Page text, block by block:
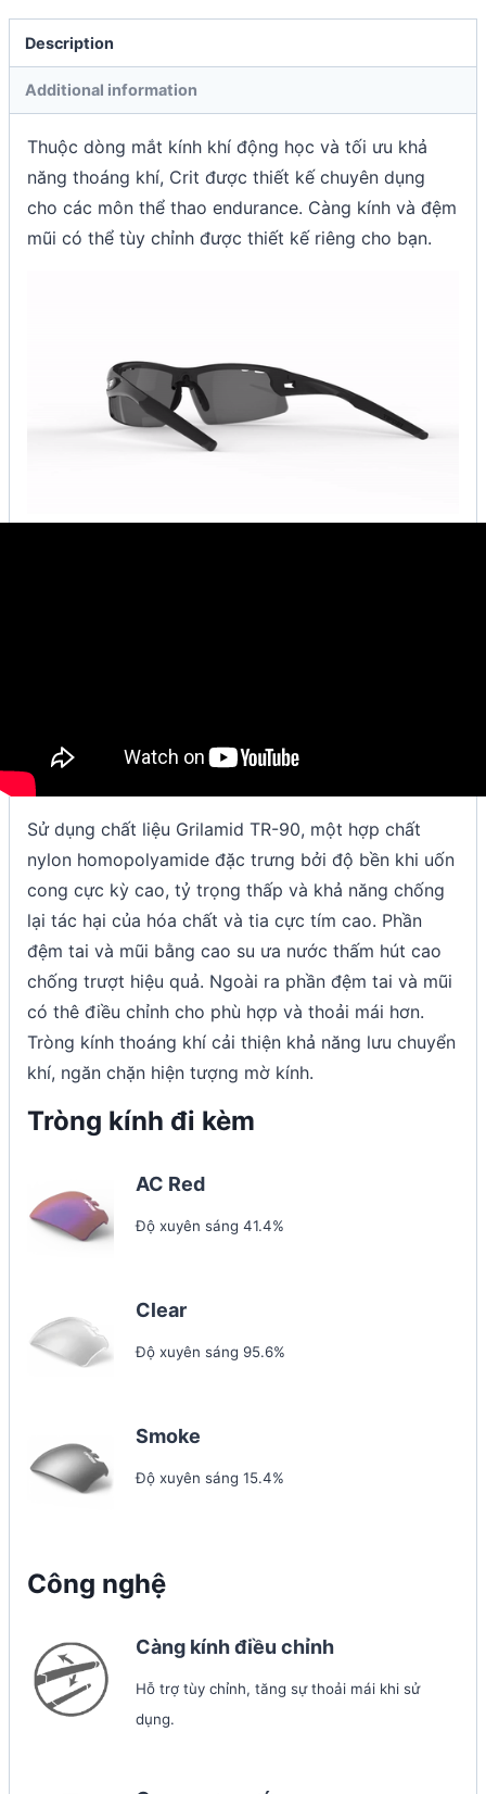
Description
Additional information
Thuộc dòng mắt kính khí động học và tối ưu khả
năng thoáng khí, Crit được thiết kế chuyên dụng
cho các môn thể thao endurance. Càng kính và đệm
mũi có thể tùy chỉnh được thiết kế riêng cho bạn.
Sử dụng chất liệu Grilamid TR-90, một hợp chất
nylon homopolyamide đặc trưng bởi độ bền khi uốn
cong cực kỳ cao, tỷ trọng thấp và khả năng chống
lại tác hại của hóa chất và tia cực tím cao. Phần
đệm tai và mũi bằng cao su ưa nước thấm hút cao
chống trượt hiệu quả. Ngoài ra phần đệm tai và mũi
có thê điều chỉnh cho phù hợp và thoải mái hơn.
Tròng kính thoáng khí cải thiện khả năng lưu chuyển
khí, ngăn chặn hiện tượng mờ kính.
Tròng kính đi kèm
AC Red
Độ xuyên sáng 41.4%
Clear
Độ xuyên sáng 95.6%
Smoke
Độ xuyên sáng 15.4%
Công nghệ
Càng kính điều chỉnh
Hỗ trợ tùy chỉnh, tăng sự thoải mái khi sử
dụng.